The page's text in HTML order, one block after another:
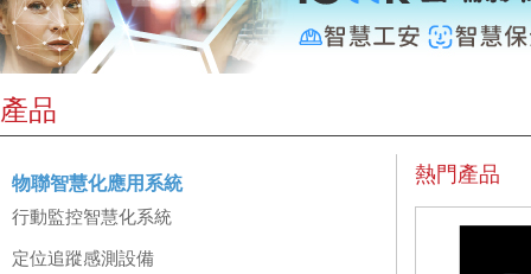
產品
物聯智慧化應用系統
行動監控智慧化系統
定位追蹤感測設備
熱門產品